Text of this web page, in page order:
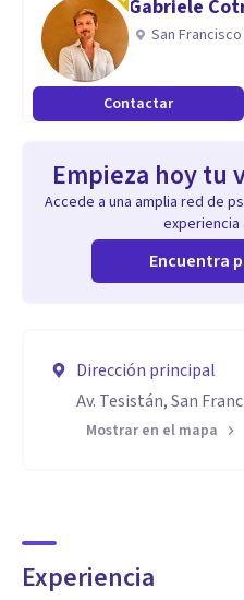
Gabriele
San Francisco
Contactar
Empieza hoy tu
Accede a una amplia red de
experiencia
Encuentra
Dirección principal
Av. Tesistán, San
Mostrar en el mapa
Experiencia